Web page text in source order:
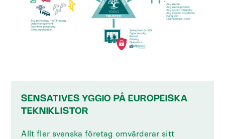
SENSATIVES YGGIO PÅ EUROPEISKA
TEKNIKLISTOR
Allt fler svenska företag omvärderar sitt